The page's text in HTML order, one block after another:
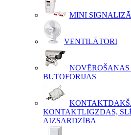
MINI
VENTILĀTORI
BUTOFORIJAS
KONTAKTLIGZDAS,
AIZSARDZĪBA